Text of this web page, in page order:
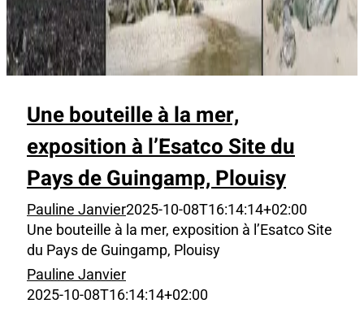
Une bouteille à la mer,
exposition à l’Esatco Site du
Pays de Guingamp, Plouisy
Pauline Janvier2025-10-08T16:14:14+02:00
Une bouteille à la mer, exposition à l’Esatco Site
du Pays de Guingamp, Plouisy
Pauline Janvier
2025-10-08T16:14:14+02:00